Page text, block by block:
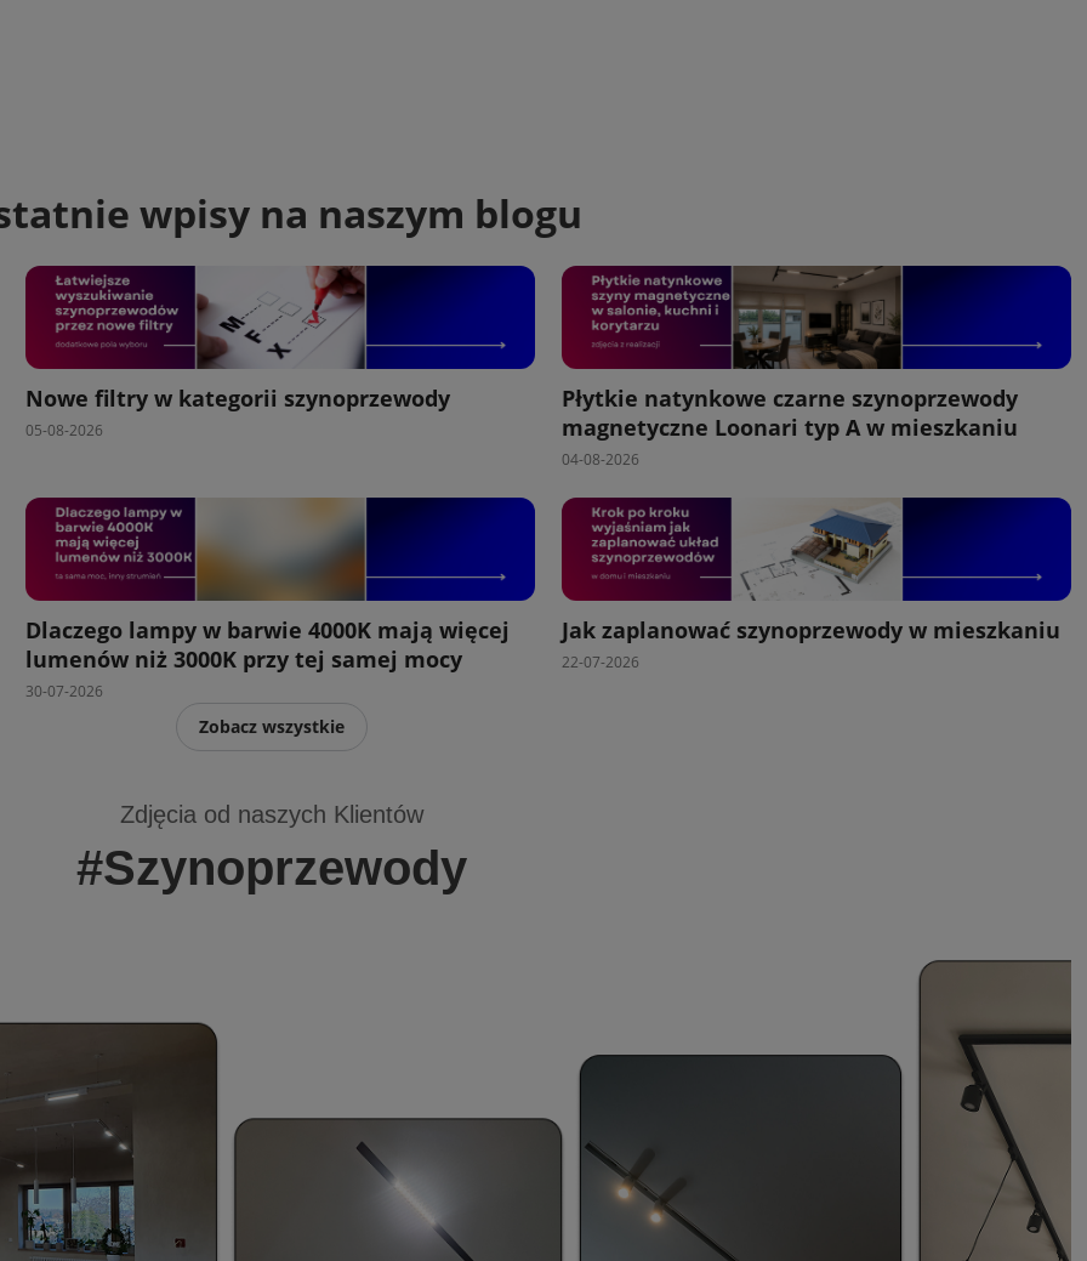
wpisy na naszym blogu
Nowe filtry w kategorii szynoprzewody
05-08-2026
Płytkie natynkowe czarne szynoprzewody
magnetyczne Loonari typ A w mieszkaniu
04-08-2026
Dlaczego lampy w barwie 4000K mają więcej
lumenów niż 3000K przy tej samej mocy
30-07-2026
Jak zaplanować szynoprzewody w mieszkaniu
22-07-2026
Zobacz wszystkie
Zdjęcia od naszych Klientów
#Szynoprzewody